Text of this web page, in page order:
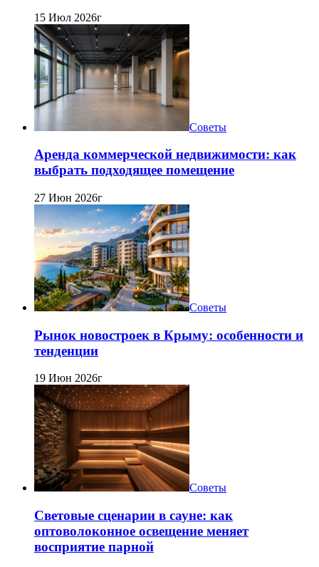
15 Июл 2026г
Советы
Аренда коммерческой недвижимости: как
выбрать подходящее помещение
27 Июн 2026г
Советы
Рынок новостроек в Крыму: особенности и
тенденции
19 Июн 2026г
Советы
Световые сценарии в сауне: как
оптоволоконное освещение меняет
восприятие парной